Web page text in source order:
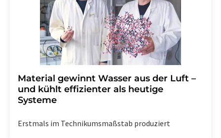
enthalten.
Material gewinnt Wasser aus der Luft –
und kühlt effizienter als heutige
Systeme
Erstmals im Technikumsmaßstab produziert